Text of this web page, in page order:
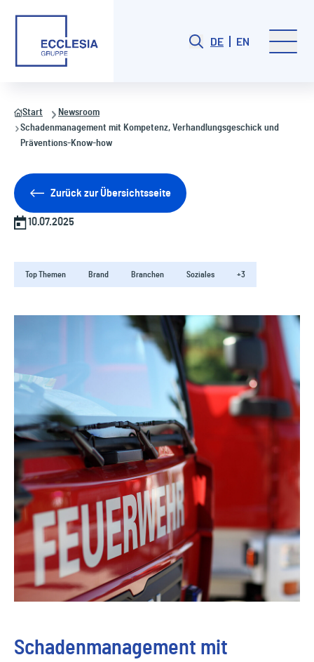
DE EN
Start
Newsroom
Schadenmanagement mit Kompetenz, Verhandlungsgeschick und
Präventions-Know-how
Zurück zur Übersichtsseite
10.07.2025
Top Themen Brand Branchen Soziales +3
Schadenmanagement mit